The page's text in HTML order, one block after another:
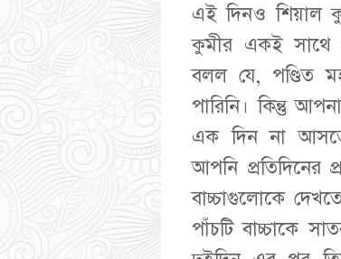
এই দিনও শিয়াল
কুমীর একই সাথে
বলল যে, পণ্ডিত
পারিনি। কিন্তু
এক দিন না
আপনি প্রতিদিনের
বাচ্চাগুলোকে
পাঁচটি বাচ্চাকে